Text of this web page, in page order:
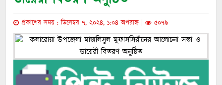
প্রকাশের সময় : ডিসেম্বর ৭, ২০২৪, ১:০৪ অপরাহ্ন | ৫০৭৯